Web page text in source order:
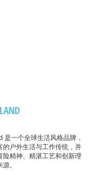
是一个全球生活风格品牌，
的户外生活与工作传统，并
险精神、精湛工艺和创新理
。